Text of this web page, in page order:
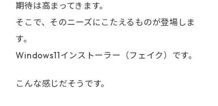
期待は高まってきます。
そこで、そのニーズにこたえるものが登場しま
す。
Windows11インストーラー（フェイク）です。
こんな感じだそうです。